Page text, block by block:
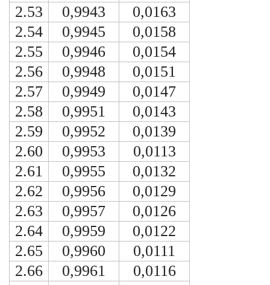
2.53
0,9943
0,0163
2.54
0,9945
0,0158
2.55
0,9946
0,0154
2.56
0,9948
0,0151
2.57
0,9949
0,0147
2.58
0,9951
0,0143
2.59
0,9952
0,0139
2.60
0,9953
0,0113
2.61
0,9955
0,0132
2.62
0,9956
0,0129
2.63
0,9957
0,0126
2.64
0,9959
0,0122
2.65
0,9960
0,0111
2.66
0,9961
0,0116